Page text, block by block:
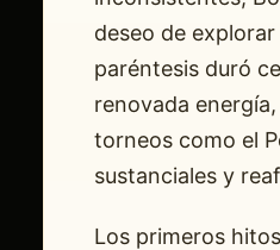
deseo de
paréntesis duró
renovada
torneos como el
sustanciales y
Los primeros